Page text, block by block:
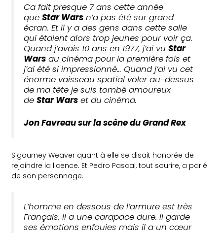
Ca fait presque 7 ans cette année
queStar Wars n’a pas été sur grand
écran. Et il y a des gens dans cette salle
qui étaient alors trop jeunes pour voir ça.
Quand j’avais 10 ans en 1977, j’ai vuStar
Wars au cinéma pour la première fois et
j’ai été si impressionné… Quand j’ai vu cet
énorme vaisseau spatial voler au-dessus
de ma tête je suis tombé amoureux
deStar Wars et du cinéma.
Jon Favreau sur la scène du Grand Rex
Sigourney Weaver quant à elle se disait honorée de
rejoindre la licence. Et Pedro Pascal, tout sourire, a parlé
de son personnage.
L’homme en dessous de l’armure est très
Français. Il a une carapace dure. Il garde
ses émotions enfouies mais il a un cœur